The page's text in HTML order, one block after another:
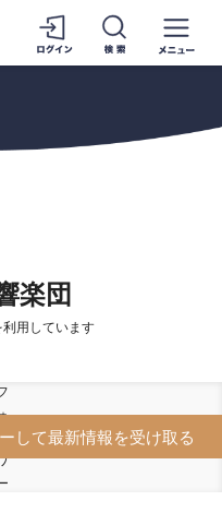
楽団
用しています
ロ して最新情報を受け取る